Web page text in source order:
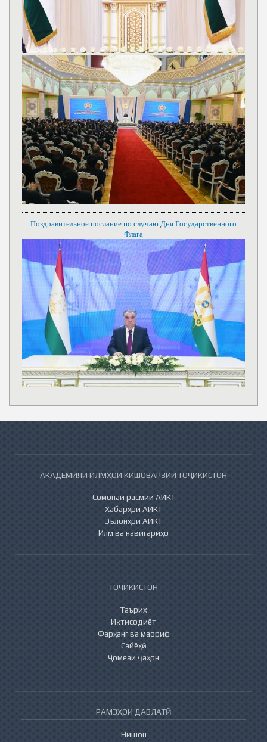
Поздравительное послание по случаю Дня Государственного
Флага
АКАДЕМИЯИ ИЛМҲОИ КИШОВАРЗИИ ТОҶИКИСТОН
Сомонаи расмии АИКТ
Хабарҳои АИКТ
Эълонҳои АИКТ
Илм ва навигариҳо
ТОҶИКИСТОН
Таърих
Иқтисодиёт
Фарҳанг ва маориф
Сайёҳӣ
Ҷомеаи ҷаҳон
РАМЗҲОИ ДАВЛАТӢ
Нишон